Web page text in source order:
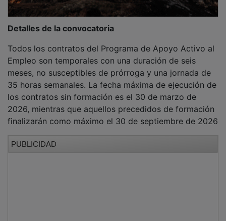
Empleo son temporales con una duración de seis
meses, no susceptibles de prórroga y una jornada de
35 horas semanales. La fecha máxima de ejecución de
los contratos sin formación es el 30 de marzo de
2026, mientras que aquellos precedidos de formación
finalizarán como máximo el 30 de septiembre de 2026